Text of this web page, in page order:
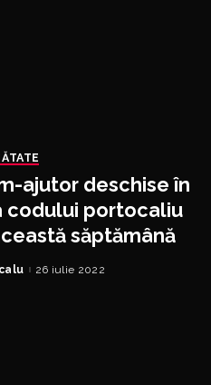
ajutor deschise în
codului portocaliu
săptămână
26 iulie 2022